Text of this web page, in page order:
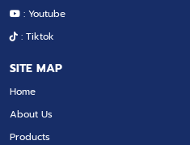
: Youtube
: Tiktok
SITE MAP
Home
About Us
Products